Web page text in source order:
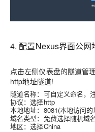
4. 配置Nexus界面公网
点击左侧仪表盘的隧道
http地址隧道!
隧道名称：可自定义命名，
协议：选择http
本地地址：8081(本地访问
域名类型：免费选择随机域名
地区：选择China